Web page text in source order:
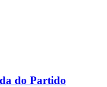
do Partido